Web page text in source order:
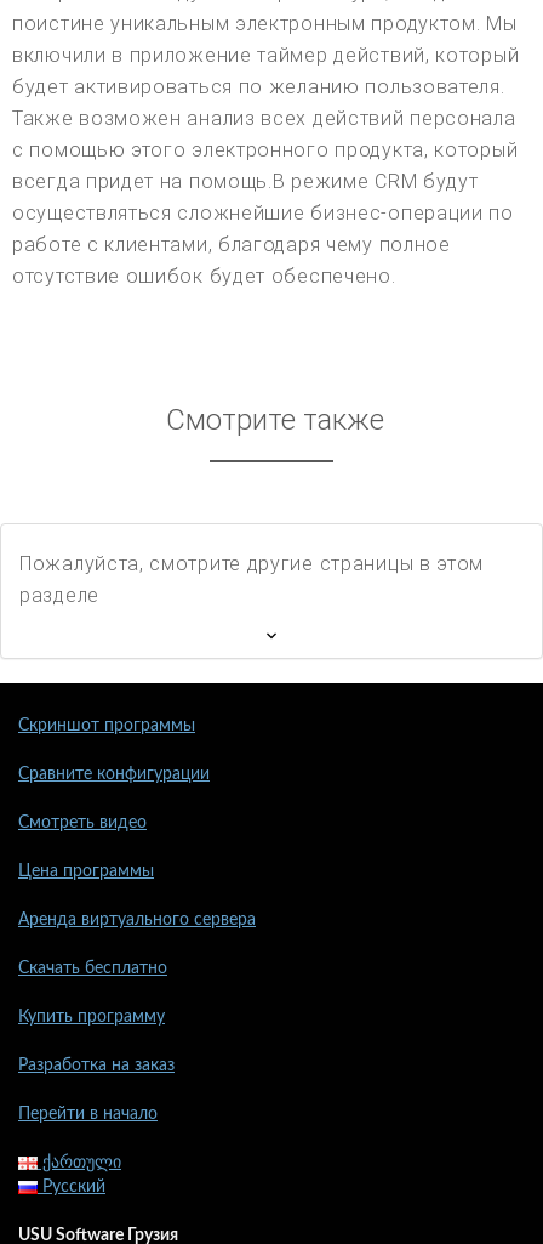
поистине уникальным электронным продуктом. Мы
включили в приложение таймер действий, который
будет активироваться по желанию пользователя.
Также возможен анализ всех действий персонала
с помощью этого электронного продукта, который
всегда придет на помощь.В режиме CRM будут
осуществляться сложнейшие бизнес-операции по
работе с клиентами, благодаря чему полное
отсутствие ошибок будет обеспечено.
Смотрите также
Пожалуйста, смотрите другие страницы в этом
разделе
Скриншот программы
Сравните конфигурации
Смотреть видео
Цена программы
Аренда виртуального сервера
Скачать бесплатно
Купить программу
Разработка на заказ
Перейти в начало
ქართული
Русский
USU Software Грузия